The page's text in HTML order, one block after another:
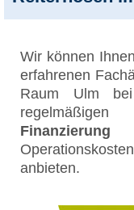
Wir können
erfahrenen
Raum Ulm
Finanzierung
anbieten.